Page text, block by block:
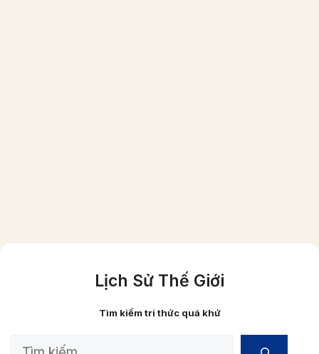
Lịch Sử Thế Giới
Tìm kiếm tri thức quá khứ
Search